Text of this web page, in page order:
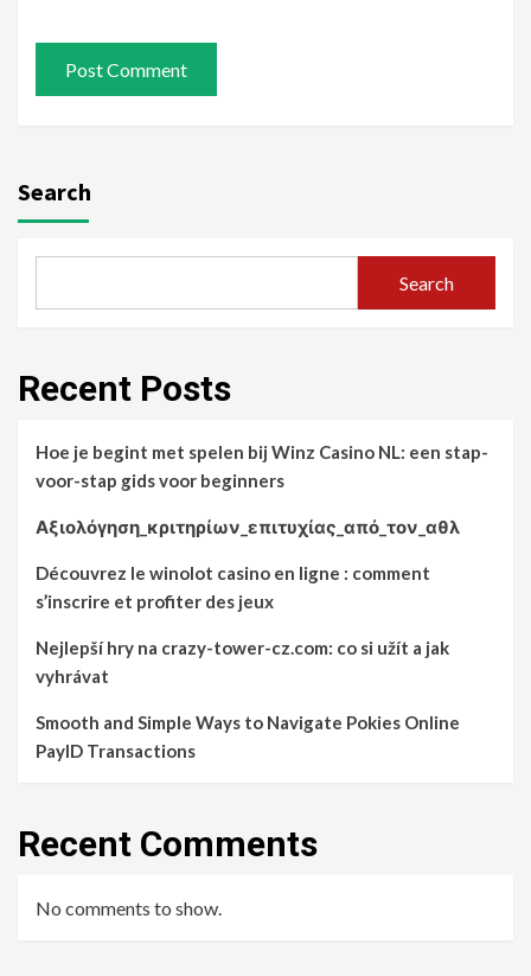
Search
Search
Recent Posts
Hoe je begint met spelen bij Winz Casino NL: een stap-
voor-stap gids voor beginners
Αξιολόγηση_κριτηρίων_επιτυχίας_από_τον_αθλ
Découvrez le winolot casino en ligne : comment
s’inscrire et profiter des jeux
Nejlepší hry na crazy-tower-cz.com: co si užít a jak
vyhrávat
Smooth and Simple Ways to Navigate Pokies Online
PayID Transactions
Recent Comments
No comments to show.